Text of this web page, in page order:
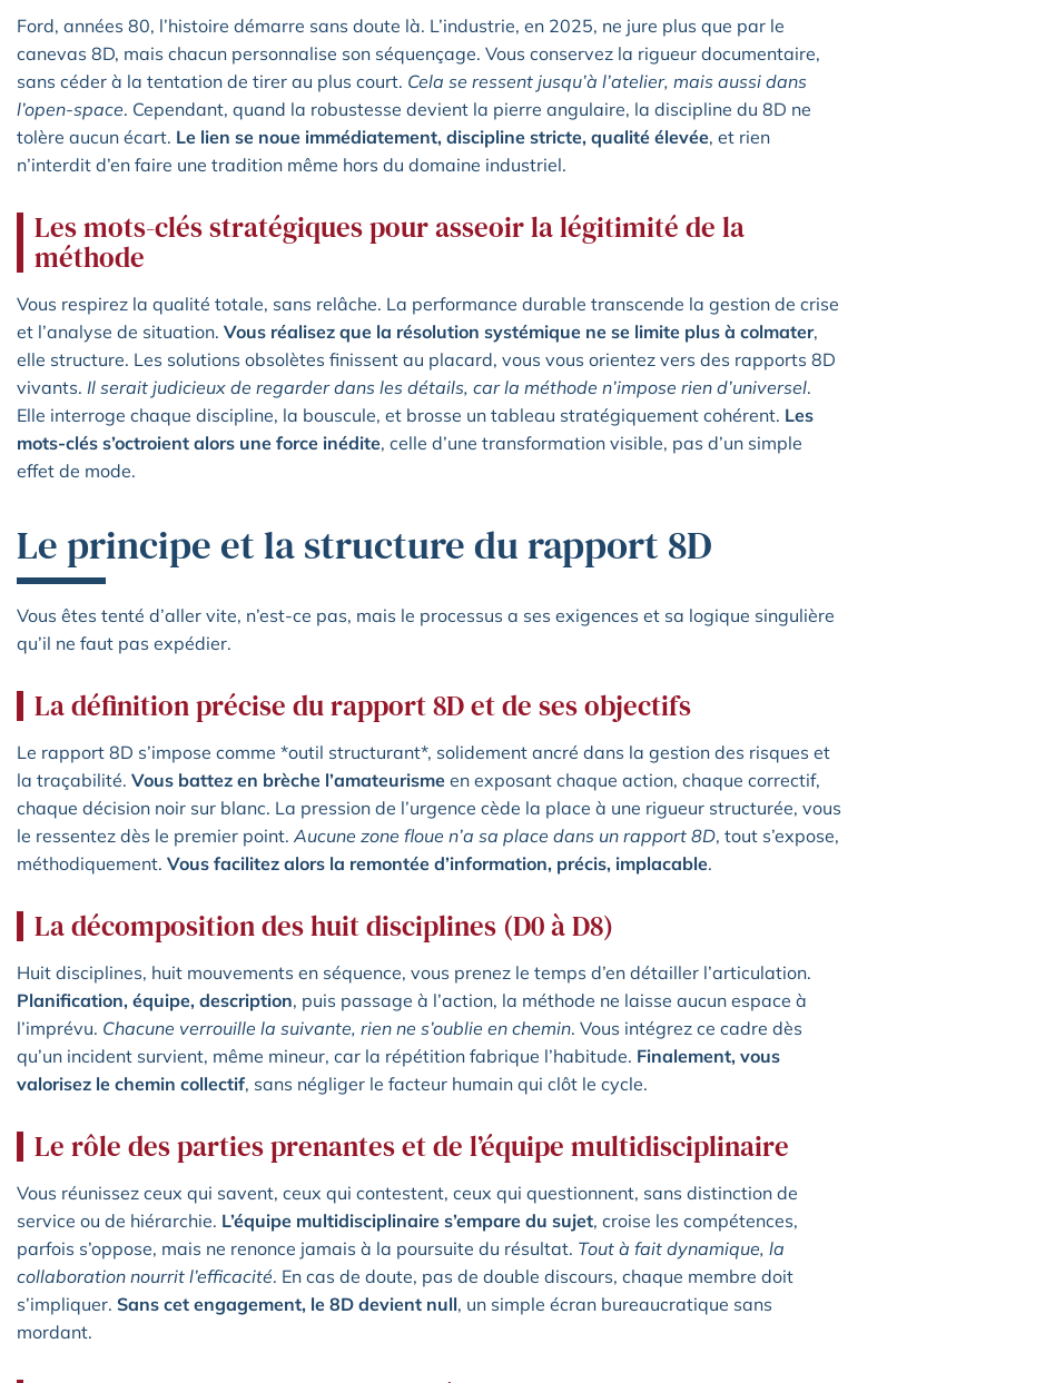
Ford, années 80, l’histoire démarre sans doute là. L’industrie, en 2025, ne jure plus que par le
canevas 8D, mais chacun personnalise son séquençage. Vous conservez la rigueur documentaire,
sans céder à la tentation de tirer au plus court. Cela se ressent jusqu’à l’atelier, mais aussi dans
l’open-space. Cependant, quand la robustesse devient la pierre angulaire, la discipline du 8D ne
tolère aucun écart. Le lien se noue immédiatement, discipline stricte, qualité élevée, et rien
n’interdit d’en faire une tradition même hors du domaine industriel.
Les mots-clés stratégiques pour asseoir la légitimité de la
méthode
Vous respirez la qualité totale, sans relâche. La performance durable transcende la gestion de crise
et l’analyse de situation. Vous réalisez que la résolution systémique ne se limite plus à colmater,
elle structure. Les solutions obsolètes finissent au placard, vous vous orientez vers des rapports 8D
vivants. Il serait judicieux de regarder dans les détails, car la méthode n’impose rien d’universel.
Elle interroge chaque discipline, la bouscule, et brosse un tableau stratégiquement cohérent. Les
mots-clés s’octroient alors une force inédite, celle d’une transformation visible, pas d’un simple
effet de mode.
Le principe et la structure du rapport 8D
Vous êtes tenté d’aller vite, n’est-ce pas, mais le processus a ses exigences et sa logique singulière
qu’il ne faut pas expédier.
La définition précise du rapport 8D et de ses objectifs
Le rapport 8D s’impose comme *outil structurant*, solidement ancré dans la gestion des risques et
la traçabilité. Vous battez en brèche l’amateurisme en exposant chaque action, chaque correctif,
chaque décision noir sur blanc. La pression de l’urgence cède la place à une rigueur structurée, vous
le ressentez dès le premier point. Aucune zone floue n’a sa place dans un rapport 8D, tout s’expose,
méthodiquement. Vous facilitez alors la remontée d’information, précis, implacable.
La décomposition des huit disciplines (D0 à D8)
Huit disciplines, huit mouvements en séquence, vous prenez le temps d’en détailler l’articulation.
Planification, équipe, description, puis passage à l’action, la méthode ne laisse aucun espace à
l’imprévu. Chacune verrouille la suivante, rien ne s’oublie en chemin. Vous intégrez ce cadre dès
qu’un incident survient, même mineur, car la répétition fabrique l’habitude. Finalement, vous
valorisez le chemin collectif, sans négliger le facteur humain qui clôt le cycle.
Le rôle des parties prenantes et de l’équipe multidisciplinaire
Vous réunissez ceux qui savent, ceux qui contestent, ceux qui questionnent, sans distinction de
service ou de hiérarchie. L’équipe multidisciplinaire s’empare du sujet, croise les compétences,
parfois s’oppose, mais ne renonce jamais à la poursuite du résultat. Tout à fait dynamique, la
collaboration nourrit l’efficacité. En cas de doute, pas de double discours, chaque membre doit
s’impliquer. Sans cet engagement, le 8D devient null, un simple écran bureaucratique sans
mordant.